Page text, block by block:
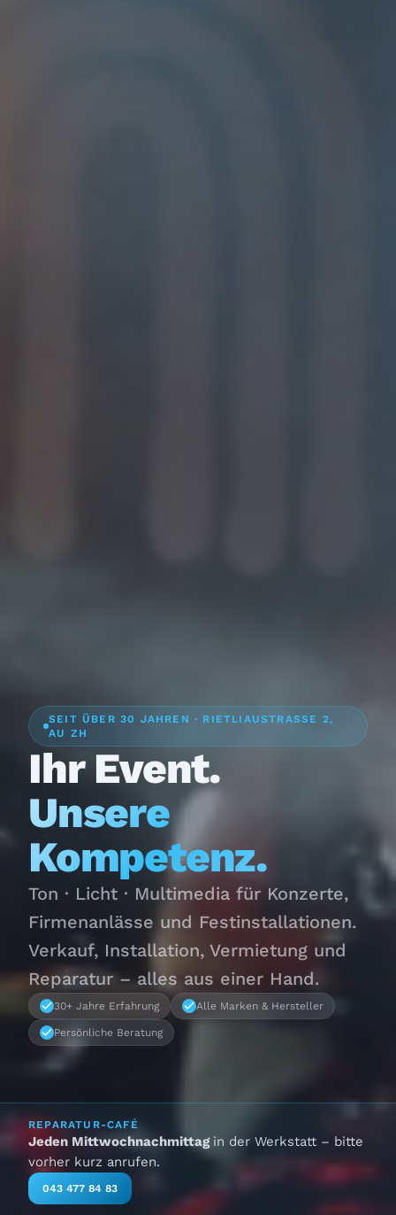
SEIT ÜBER 30 JAHREN · RIETLIAUSTRASSE 2,
AU ZH
Ihr Event.
Unsere
Kompetenz.
Ton · Licht · Multimedia für Konzerte,
Firmenanlässe und Festinstallationen.
Verkauf, Installation, Vermietung und
Reparatur – alles aus einer Hand.
30+ Jahre Erfahrung Alle Marken & Hersteller
Persönliche Beratung
REPARATUR-CAFÉ
Jeden Mittwochnachmittag in der Werkstatt – bitte
vorher kurz anrufen.
043 477 84 83